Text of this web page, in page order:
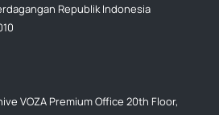
Republik Indonesia
VOZA Premium Office 20th Floor,